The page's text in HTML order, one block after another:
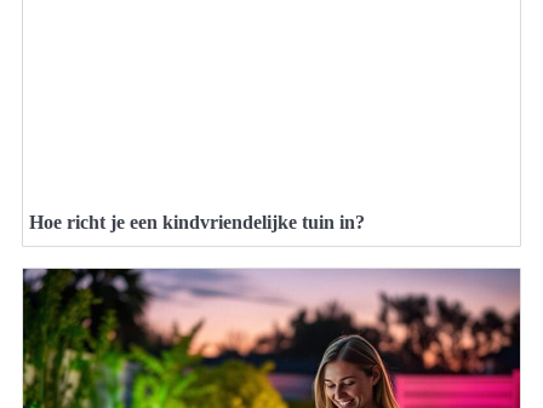
Hoe richt je een kindvriendelijke tuin in?